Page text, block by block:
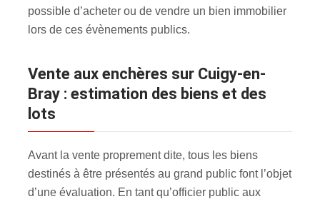
possible d’acheter ou de vendre un bien immobilier
lors de ces évènements publics.
Vente aux enchères sur Cuigy-en-
Bray : estimation des biens et des
lots
Avant la vente proprement dite, tous les biens
destinés à être présentés au grand public font l’objet
d’une évaluation. En tant qu’officier public aux